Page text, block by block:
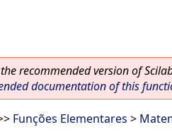
recommended version of
documentation of this
Funções Elementares >